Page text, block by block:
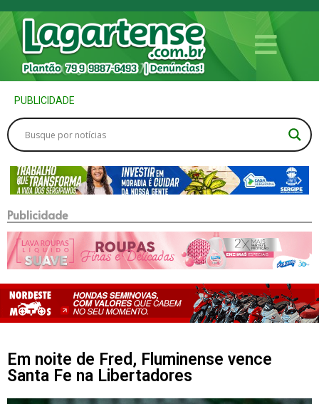
PUBLICIDADE
Publicidade
Em noite de Fred, Fluminense vence
Santa Fe na Libertadores